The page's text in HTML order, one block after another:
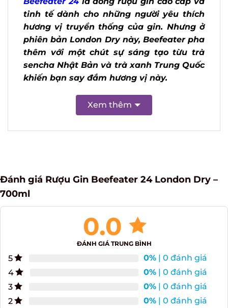
Beefeater 24 là dòng rượu gin cao cấp
và tinh tế dành cho những người yêu
thích hương vị truyền thống của gin.
Nhưng ở phiên bản London Dry này,
Beefeater pha thêm với một chút sự
sáng tạo từu trà sencha Nhật Bản và
trà xanh Trung Quốc khiến bạn say
Đánh giá Rượu Gin Beefeater 24 London Dry –
700ml
0.0
ĐÁNH GIÁ TRUNG BÌNH
5 0%| 0 đánh giá
4
0%| 0 đánh giá
3
0%| 0 đánh giá